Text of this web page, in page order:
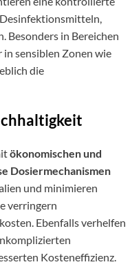
Besonders in Bereichen
sensiblen Zonen wie
die
ökonomischen und
Dosiermechanismen
und minimieren
verringern
Ebenfalls verhelfen
Kosteneffizienz.